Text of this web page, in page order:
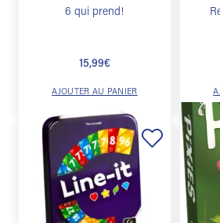
6 qui prend!
15,99€
AJOUTER AU PANIER
Ajouter
liste de
souhaits